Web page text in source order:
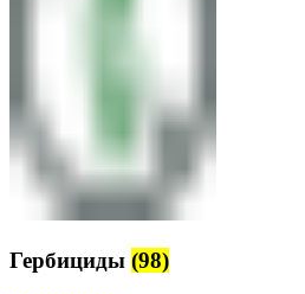
Гербициды (98)